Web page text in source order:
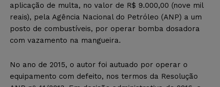
aplicação de multa, no valor de R$ 9.000,00 (nove mil
reais), pela Agência Nacional do Petróleo (ANP) a um
posto de combustíveis, por operar bomba dosadora
com vazamento na mangueira.
No ano de 2015, o autor foi autuado por operar o
equipamento com defeito, nos termos da Resolução